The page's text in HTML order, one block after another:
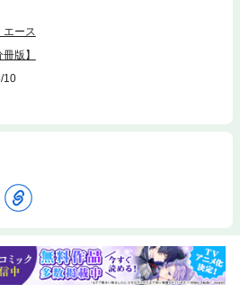
ース
版】
10